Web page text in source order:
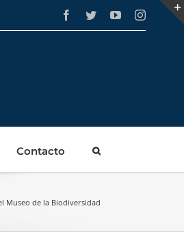
Facebook
TwitterYouTube
Contacto
Museo de la Biodiversidad